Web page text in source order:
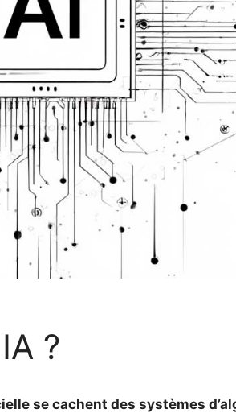
?
se cachent des systèmes